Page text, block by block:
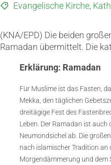
Evangelische Kirche,
(KNA/EPD) Die beiden
Ramadan übermittelt. Die
Erklärung: Ramadan
Für Muslime ist das Fasten,
Mekka, den täglichen
dreitägige Fest des
Leben. Der Ramadan ist
Neumondsichel ab. Die
nach islamischer Tradition an
Morgendämmerung und dem